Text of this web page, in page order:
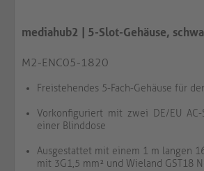
mediahub2 | 5-Slot-Gehäuse,
M2-ENC05-1820
Freistehendes 5-Fach-Gehäuse für
Vorkonfiguriert mit zwei DE/EU AC-
einer Blinddose
Ausgestattet mit einem 1 m langen
mit 3G1,5 mm² und Wieland GST18